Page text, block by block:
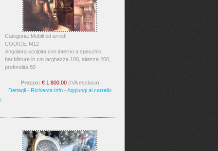
Categoria: Mobili ed arredi
CODICE: M12
Angoliera scolpita con interno a specchio
bar.Misure in cm larghezza 100, altezza 200,
profondità 80
Prezzo: € 1.800,00(IVA esclusa)
Dettagli - Richiesta Info - Aggiungi al carrello